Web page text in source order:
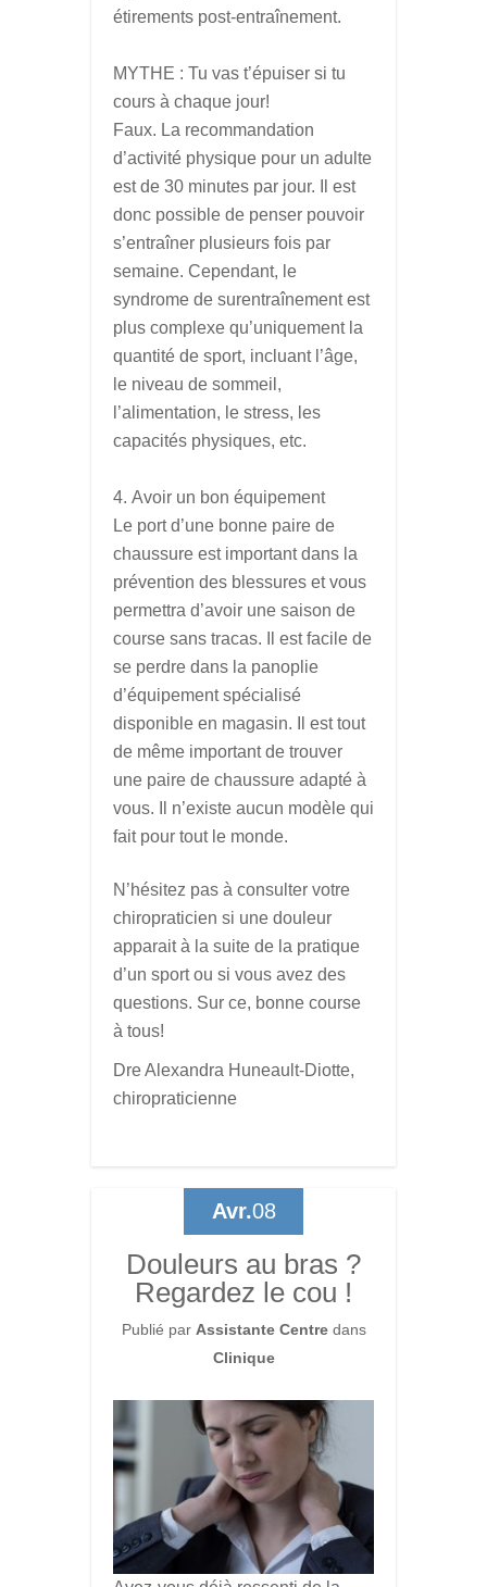
étirements post-entraînement.
MYTHE : Tu vas t’épuiser si tu
cours à chaque jour!
Faux. La recommandation
d’activité physique pour un adulte
est de 30 minutes par jour. Il est
donc possible de penser pouvoir
s’entraîner plusieurs fois par
semaine. Cependant, le
syndrome de surentraînement est
plus complexe qu’uniquement la
quantité de sport, incluant l’âge,
le niveau de sommeil,
l’alimentation, le stress, les
capacités physiques, etc.
Avoir un bon équipement
Le port d’une bonne paire de
chaussure est important dans la
prévention des blessures et vous
permettra d’avoir une saison de
course sans tracas. Il est facile de
se perdre dans la panoplie
d’équipement spécialisé
disponible en magasin. Il est tout
de même important de trouver
une paire de chaussure adapté à
vous. Il n’existe aucun modèle qui
fait pour tout le monde.
N’hésitez pas à consulter votre
chiropraticien si une douleur
apparait à la suite de la pratique
d’un sport ou si vous avez des
questions. Sur ce, bonne course
à tous!
Dre Alexandra Huneault-Diotte,
chiropraticienne
Douleurs au bras ?
Regardez le cou !
Publié par Assistante Centredans
Clinique
Avr.08